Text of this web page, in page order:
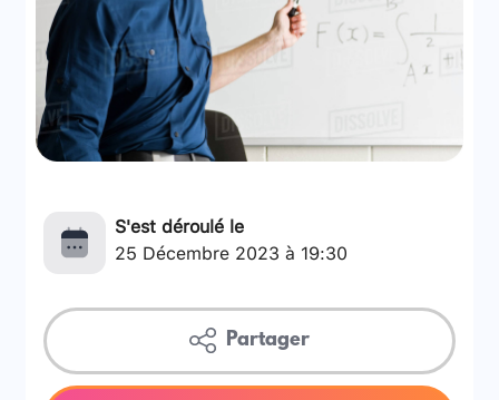
S'est déroulé le
25 Décembre 2023 à 19:30
Partager